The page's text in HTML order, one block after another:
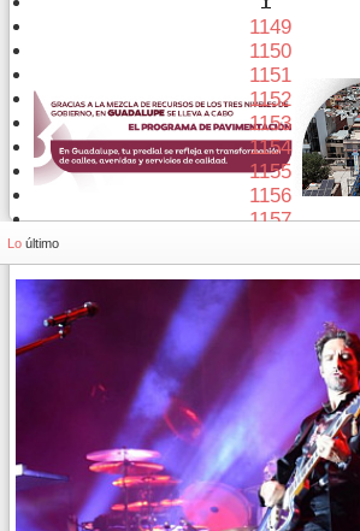
1149
1150
1151
1152
1153
1154
1155
1156
1157
Lo último